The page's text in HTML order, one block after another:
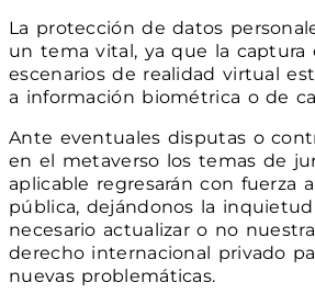
La protección de datos
un tema vital, ya que la captura
escenarios de realidad virtual
a información biométrica o de
Ante eventuales disputas o
en el metaverso los temas de
aplicable regresarán con fuerza
pública, dejándonos la
necesario actualizar o no
derecho internacional privado
nuevas problemáticas.